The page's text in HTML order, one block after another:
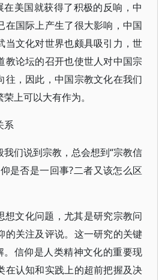
在美国就获得了积极的反响，中
在国际上产生了很大影响，中国
当文化对世界也颇具吸引力，世
教论坛的召开也使世人对中国宗
往，因此，中国宗教文化在我们
上可以大有作为。
系
我们说到宗教，总会想到“宗教信
是否是一回事?二者又该怎么区
想文化问题，尤其是研究宗教问
的关注及评说。这一研究的关键
。信仰是人类精神文化的重要现
在认知和实践上的超前把握及决